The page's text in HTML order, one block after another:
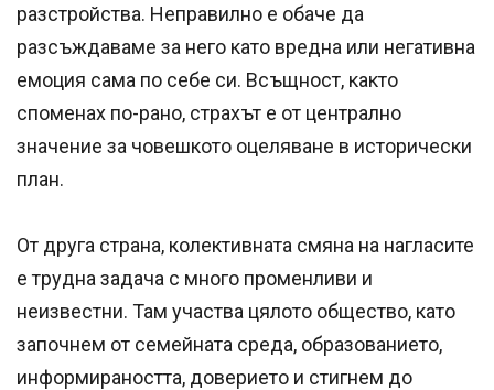
разстройства. Неправилно е обаче да
разсъждаваме за него като вредна или негативна
емоция сама по себе си. Всъщност, както
споменах по-рано, страхът е от централно
значение за човешкото оцеляване в исторически
план.
От друга страна, колективната смяна на нагласите
е трудна задача с много променливи и
неизвестни. Там участва цялото общество, като
започнем от семейната среда, образованието,
информираността, доверието и стигнем до